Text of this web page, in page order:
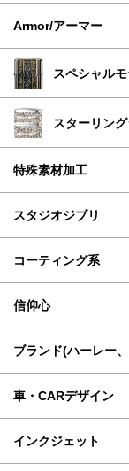
Armor/アーマー
スペシャル
スターリン
特殊素材加工
スタジオジブリ
コーティング系
信仰心
ブランド(ハーレー
車・CARデザイン
インクジェット